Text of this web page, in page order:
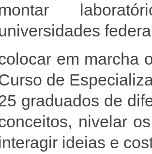
em marcha
de
graduados de
nivelar
ideias e